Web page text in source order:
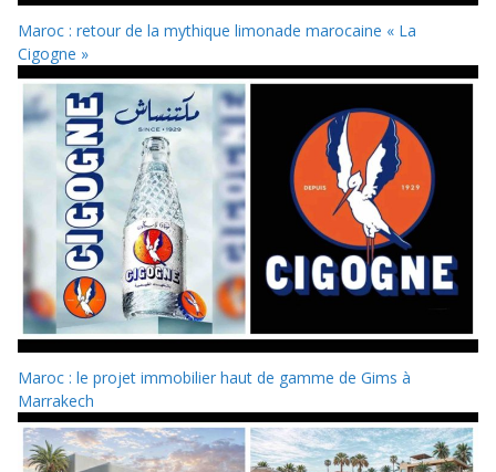
Maroc : retour de la mythique limonade marocaine « La
Cigogne »
Maroc : le projet immobilier haut de gamme de Gims à
Marrakech